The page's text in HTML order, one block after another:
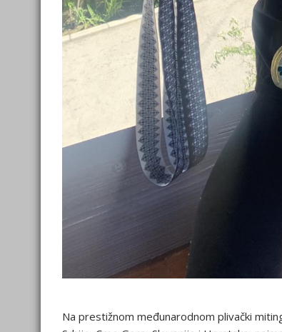
Na prestižnom međunarodnom plivački